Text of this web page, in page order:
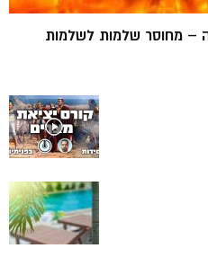
– מחוסר שלמות לשלמות